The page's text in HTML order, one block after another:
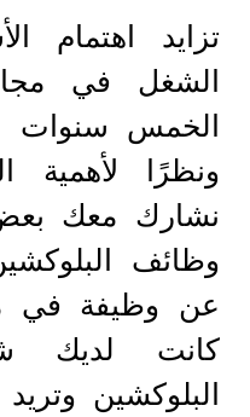
تزايد اهتمام
الشغل في
الخمس سنوات
ونظرًا لأهمية
نشارك معك
وظائف
عن وظيفة في
كانت لديك
البلوكشين